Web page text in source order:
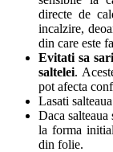
directe de
incalzire,
din care este
Evitati sa
saltelei.
pot afecta
Lasati
Daca
la forma
din folie.